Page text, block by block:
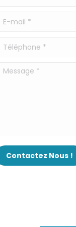
E-mail *
Téléphone *
Message *
Contactez Nous !